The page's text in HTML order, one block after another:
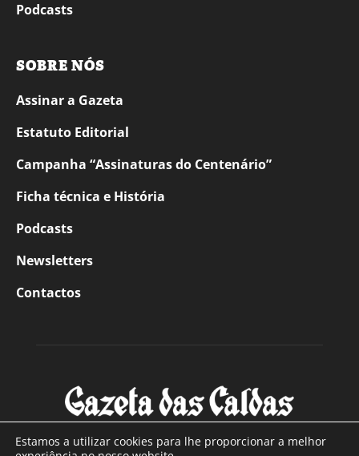
Podcasts
SOBRE NÓS
Assinar a Gazeta
Estatuto Editorial
Campanha “Assinaturas do Centenário”
Ficha técnica e História
Podcasts
Newsletters
Contactos
Estamos a utilizar cookies para lhe proporcionar a melhor